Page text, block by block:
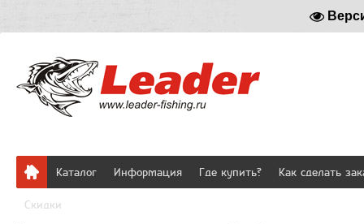
Каталог Информация Где купить? Как сделать
Скидки